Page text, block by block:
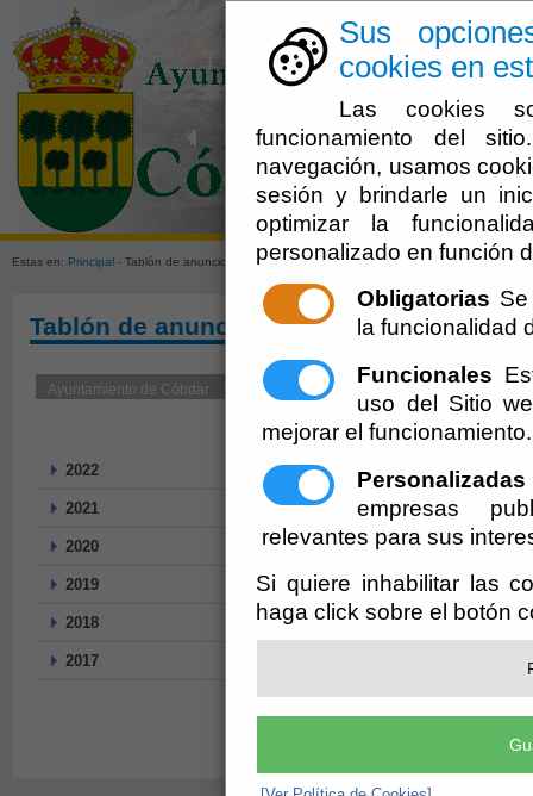
Sus
cookies en
Las cookies
funcionamiento del
navegación, usamos
sesión y brindarle un
optimizar la
personalizado en función
Obligatorias
la funcionalidad
Funcionales
uso del Sitio
mejorar el funcionamiento.
Personalizadas
empresas
relevantes para sus
Si quiere inhabilitar las
haga click sobre el botón
El
Estas en: Principal - Tablón de anuncios
Tablón de anuncios
2022
2021
2020
2019
2018
2017